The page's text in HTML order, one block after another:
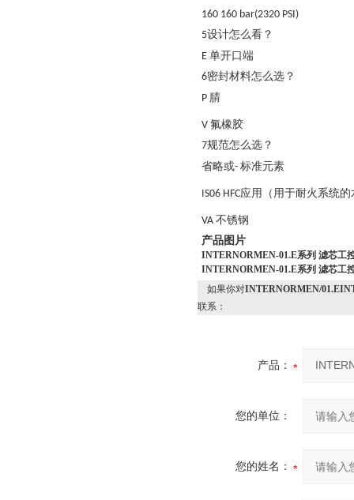
160 160 bar(2320 PSI)
5设计怎么看？
E 单开口端
6密封材料怎么选？
P 腈
V 氟橡胶
7规范怎么选？
省略或- 标准元素
IS06 HFC应用（用于耐火系统
VA 不锈钢
产品图片
INTERNORMEN-01.E系列 滤芯工
INTERNORMEN-01.E系列 滤芯工
如果你对INTERNORMEN/
联系：
产品：
您的单位：
您的姓名：